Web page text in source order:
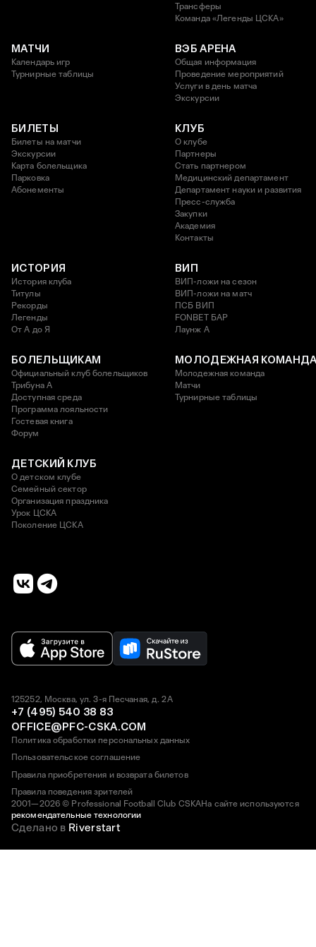
Трансферы
Команда «Легенды ЦСКА»
МАТЧИ
Календарь игр
Турнирные таблицы
ВЭБ АРЕНА
Общая информация
Проведение мероприятий
Услуги в день матча
Экскурсии
БИЛЕТЫ
Билеты на матчи
Экскурсии
Карта болельщика
Парковка
Абонементы
КЛУБ
О клубе
Партнеры
Стать партнером
Медицинский департамент
Департамент науки и развития
Пресс-служба
Закупки
Академия
Контакты
ИСТОРИЯ
История клуба
Титулы
Рекорды
Легенды
От А до Я
ВИП
ВИП-ложи на сезон
ВИП-ложи на матч
ПСБ ВИП
FONBET БАР
Лаунж A
БОЛЕЛЬЩИКАМ
Официальный клуб болельщиков
Трибуна А
Доступная среда
Программа лояльности
Гостевая книга
Форум
МОЛОДЕЖНАЯ
Молодежная команда
Матчи
Турнирные таблицы
ДЕТСКИЙ КЛУБ
О детском клубе
Семейный сектор
Организация праздника
Урок ЦСКА
Поколение ЦСКА
2001—2026 © Professional Football Club CSKAНа сайте используются
рекомендательные технологии
125252, Москва, ул. 3-я Песчаная, д. 2А
+7 (495) 540 38 83
OFFICE@PFC-CSKA.COM
Политика обработки персональных данных
Пользовательское соглашение
Правила приобретения и возврата билетов
Правила поведения зрителей
Сделано в Riverstart